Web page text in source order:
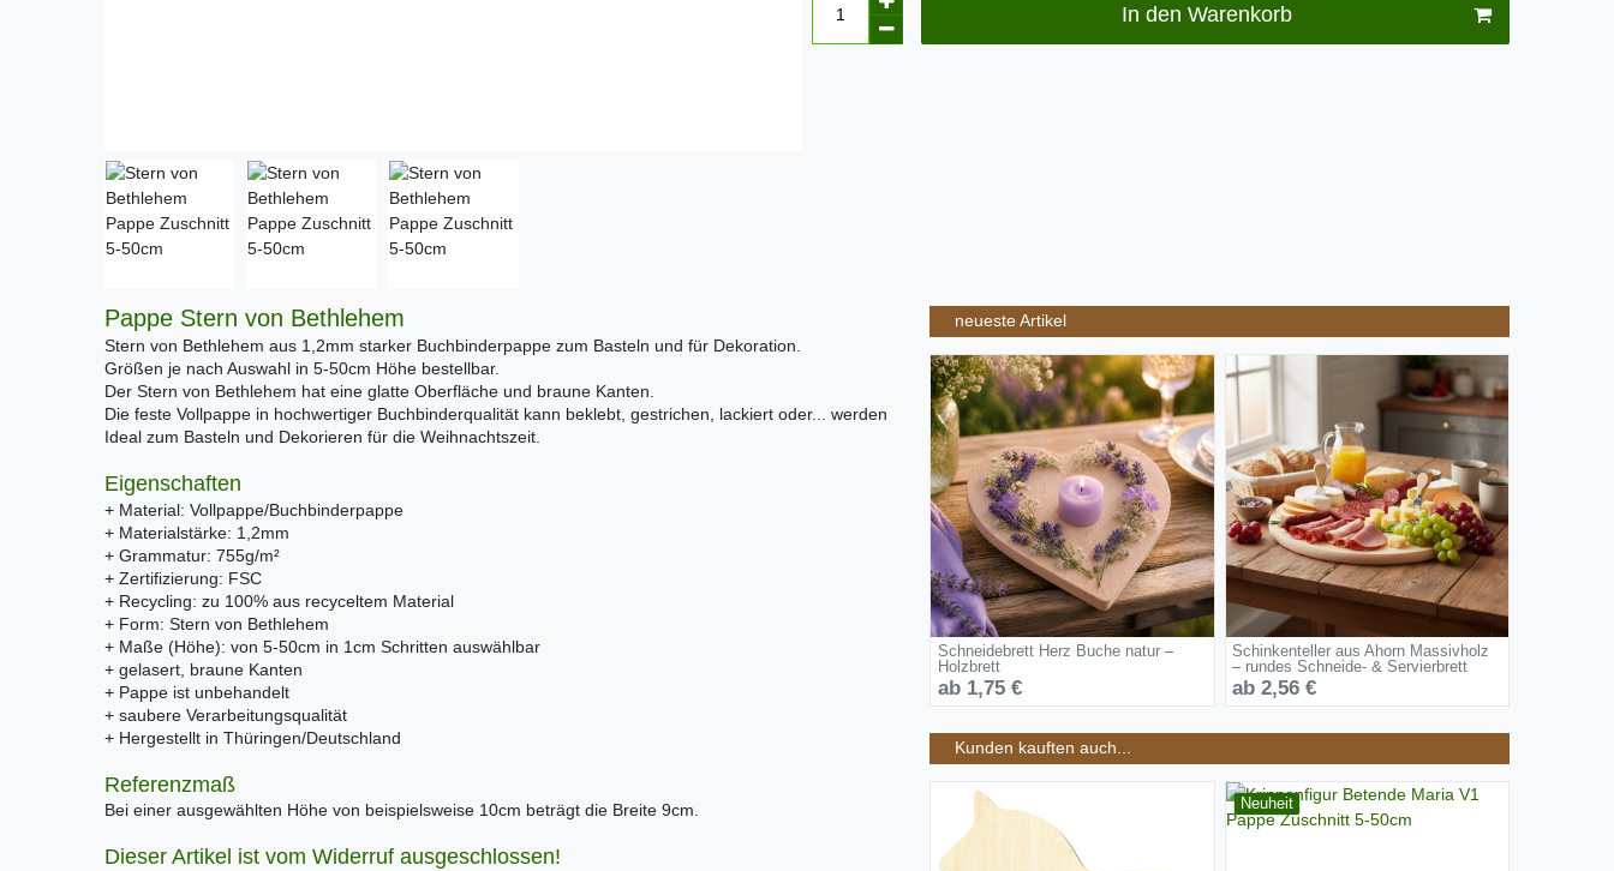
In den Warenkorb
Pappe Stern von Bethlehem
Stern von Bethlehem aus 1,2mm starker Buchbinderpappe zum Basteln und für Dekoration.
Größen je nach Auswahl in 5-50cm Höhe bestellbar.
Der Stern von Bethlehem hat eine glatte Oberfläche und braune Kanten.
Die feste Vollpappe in hochwertiger Buchbinderqualität kann beklebt, gestrichen, lackiert oder... werden
Ideal zum Basteln und Dekorieren für die Weihnachtszeit.
Eigenschaften
+ Material: Vollpappe/Buchbinderpappe
+ Materialstärke: 1,2mm
+ Grammatur: 755g/m²
+ Zertifizierung: FSC
+ Recycling: zu 100% aus recyceltem Material
+ Form: Stern von Bethlehem
+ Maße (Höhe): von 5-50cm in 1cm Schritten auswählbar
+ gelasert, braune Kanten
+ Pappe ist unbehandelt
+ saubere Verarbeitungsqualität
+ Hergestellt in Thüringen/Deutschland
Referenzmaß
Bei einer ausgewählten Höhe von beispielsweise 10cm beträgt die Breite 9cm.
Dieser Artikel ist vom Widerruf ausgeschlossen!
neueste Artikel
Schneidebrett Herz Buche natur –
Holzbrett
ab 1,75 €
Schinkenteller aus Ahorn Massivholz
– rundes Schneide- & Servierbrett
ab 2,56 €
Kunden kauften auch...
Neuheit